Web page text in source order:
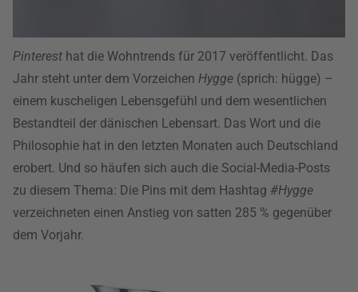
Pinterest hat die Wohntrends für 2017 veröffentlicht. Das
Jahr steht unter dem Vorzeichen Hygge (sprich: hügge) –
einem kuscheligen Lebensgefühl und dem wesentlichen
Bestandteil der dänischen Lebensart. Das Wort und die
Philosophie hat in den letzten Monaten auch Deutschland
erobert. Und so häufen sich auch die Social-Media-Posts
zu diesem Thema: Die Pins mit dem Hashtag #Hygge
verzeichneten einen Anstieg von satten 285 % gegenüber
dem Vorjahr.